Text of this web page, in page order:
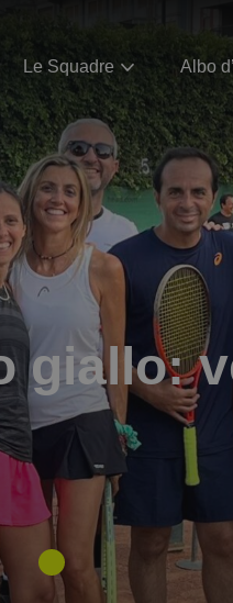
Le Squadre Albo
giallo: